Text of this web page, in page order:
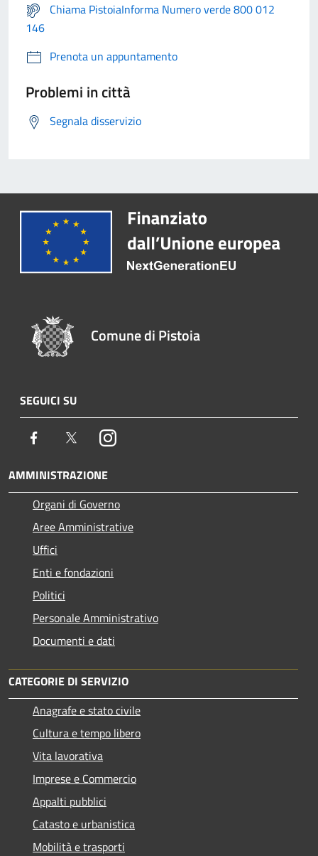
Chiama PistoiaInforma Numero verde 800 012
146
Prenota un appuntamento
Problemi in città
Segnala disservizio
Comune di Pistoia
SEGUICI SU
Facebook TwitterInstagram
AMMINISTRAZIONE
Organi di Governo
Aree Amministrative
Uffici
Enti e fondazioni
Politici
Personale Amministrativo
Documenti e dati
CATEGORIE DI SERVIZIO
Anagrafe e stato civile
Cultura e tempo libero
Vita lavorativa
Imprese e Commercio
Appalti pubblici
Catasto e urbanistica
Mobilità e trasporti